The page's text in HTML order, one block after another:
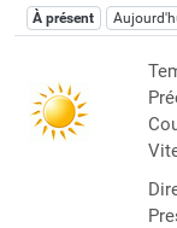
À présent